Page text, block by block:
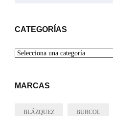
CATEGORÍAS
MARCAS
BLÁZQUEZ BURCOL